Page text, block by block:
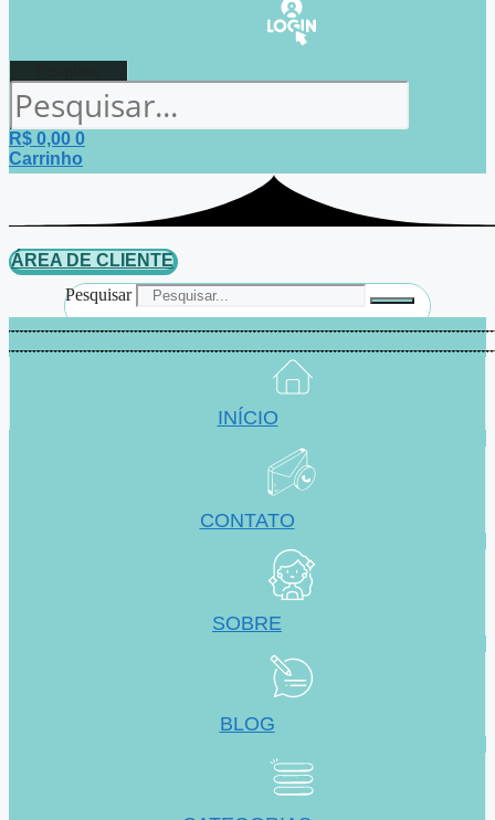
R$ 0,00 0
Carrinho
ÁREA DE CLIENTE
Pesquisar
INÍCIO
CONTATO
SOBRE
BLOG